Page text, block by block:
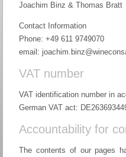
Joachim Binz & Thomas Bratt
Contact Information
Phone: +49 611 9749070
email:
VAT number
VAT identification number in
German VAT act:
Accountability for
The contents of our pages